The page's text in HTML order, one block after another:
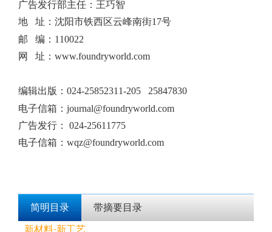
广告发行部主任：王巧智
地 址：沈阳市铁西区云峰南街17号
邮 编：110022
网 址：www.foundryworld.com
编辑出版 ： 024-25852311-205 25847830
电子信箱： journal@foundryworld.com
广告发行：
024-25611775
电子信箱： wqz@foundryworld.com
简明目录 带摘要目录
新材料·新工艺